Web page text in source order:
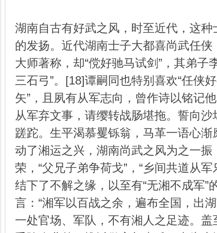
湖南自古有好武之风，时至近代，这
的发扬。近代湖南士子大都喜尚武任
大师著称，却“傥好驰马试剑”，其弟子
三石弓”。[18]谭嗣同也特别喜欢“任侠
矢”，且夙有从军志向，曾作诗以铭记
从军弃文事，请缨转战肠堪拖。誓向
蹉跎。生平渴慕矍铄翁，马革一语心渐
动了湘运之兴，湖南尚武之风为之一
荣，“父兄子弟争荷戈”，“乡间共道从
结下了不解之缘，以至有“无湘不成军”
言：“湘军以百战之余，遍布全国，出
一处官场、军队，不有湘人之足迹。